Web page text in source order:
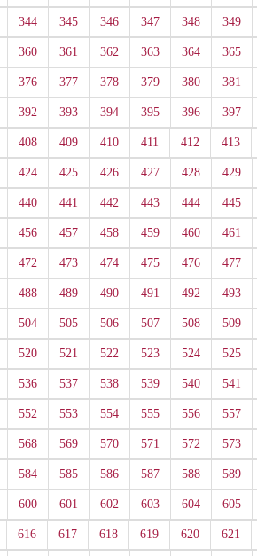
344 345 346 347 348 349
360 361 362 363 364 365
376 377 378 379 380 381
392 393 394 395 396 397
408 409 410 411 412 413
424 425 426 427 428 429
440 441 442 443 444 445
456 457 458 459 460 461
472 473 474 475 476 477
488 489 490 491 492 493
504 505 506 507 508 509
520 521 522 523 524 525
536 537 538 539 540 541
552 553 554 555 556 557
568 569 570 571 572 573
584 585 586 587 588 589
600 601 602 603 604 605
616 617 618 619 620 621